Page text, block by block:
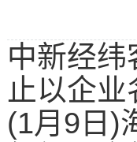
中新经
止以企
(1月9日)